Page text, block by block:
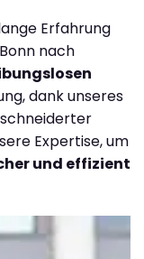
Erfahrung
nach
dank unseres
Expertise, um
und effizient